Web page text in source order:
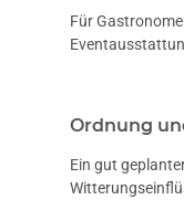
Für
Ordnung
Ein gut